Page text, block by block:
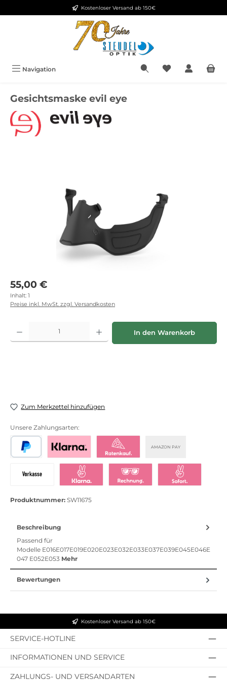
Zum Hauptinhalt springenKostenloser Versand ab 150€
Navigation
Gesichtsmaske evil eye
Regulärer Preis:
55,00 €
Inhalt: 1
Preise inkl. MwSt. zzgl. Versandkosten
Produkt Anzahl: Gib den gewünschten Wert ein oder benutze die
In den Warenkorb
Zum Merkzettel hinzufügen
Unsere Zahlungsarten:
AMAZON PAY
Bezahlen mit KlarnaKlarna Ratenkauf
Produktnummer: SW11675
Beschreibung
Passend für
Modelle E016E017E019E020E023E032E033E037E039E045E046E
047 E052E053 Mehr
Bewertungen
Kostenloser Versand ab 150€
SERVICE-HOTLINE
INFORMATIONEN UND SERVICE
ZAHLUNGS- UND VERSANDARTEN